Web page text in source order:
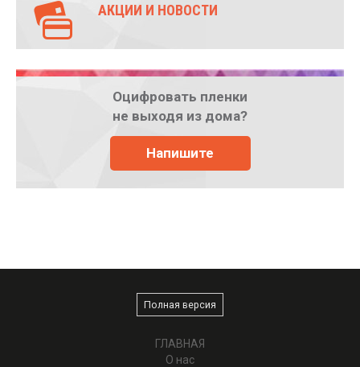
АКЦИИ И НОВОСТИ
Оцифровать пленки
не выходя из дома?
Напишите
Полная версия
ГЛАВНАЯ
О нас